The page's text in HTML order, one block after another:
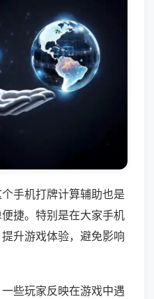
手机打牌计算辅助也是
捷。特别是在大家手机
升游戏体验，避免影响
些玩家反映在游戏中遇